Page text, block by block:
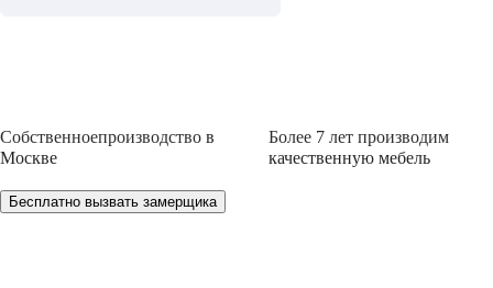
Собственноепроизводство в
Москве
Более 7 летпроизводим
качественную мебель
Бесплатно вызвать замерщика